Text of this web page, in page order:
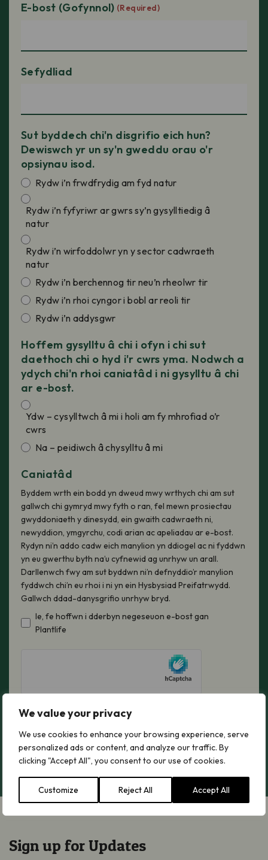
We value your privacy
We use cookies to enhance your browsing experience, serve
personalized ads or content, and analyze our traffic. By
clicking "Accept All", you consent to our use of cookies.
Customize Reject All Accept All
E-bost (Gofynnol) (Required)
Sefydliad
Sut byddech chi'n disgrifio eich hun?
Dewiswch yr un sy'n gweddu orau o'r
opsiynau isod.
Rydw i’n frwdfrydig am fyd natur
Rydw i’n fyfyriwr ar gwrs sy’n gysylltiedig â
natur
Rydw i’n wirfoddolwr yn y sector cadwraeth
natur
Rydw i’n berchennog tir neu’n rheolwr tir
Rydw i’n rhoi cyngor i bobl ar reoli tir
Rydw i’n addysgwr
Hoffem gysylltu â chi i ofyn i chi sut
daethoch chi o hyd i'r cwrs yma. Nodwch a
ydych chi'n rhoi caniatâd i ni gysylltu â chi
ar e-bost.
Ydw – cysylltwch â mi i holi am fy mhrofiad o’r
cwrs
Na – peidiwch â chysylltu â mi
Caniatâd
Byddem wrth ein bodd yn dweud mwy wrthych chi am sut
gallwch chi gymryd mwy fyth o ran, fel mewn prosiectau
gwyddoniaeth y dinesydd, ein gwaith cadwraeth ni,
newyddion, ymgyrchu, codi arian ac apeliadau ar e-bost.
Rydyn ni’n addo cadw eich manylion yn ddiogel ac ni fyddwn
yn eu gwerthu byth na’u cyfnewid ag unrhyw un arall.
Darllenwch fwy am sut byddwn ni’n defnyddio’r manylion
fyddwch chi’n eu rhoi i ni yn ein Hysbysiad Preifatrwydd.
Gallwch ddad-danysgrifio unrhyw bryd.
Ie, fe hoffwn i dderbyn negeseuon e-bost gan
Plantlife
Cofrestrwch nawr
Sign up for Updates